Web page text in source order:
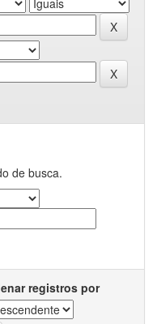
de busca.
registros por